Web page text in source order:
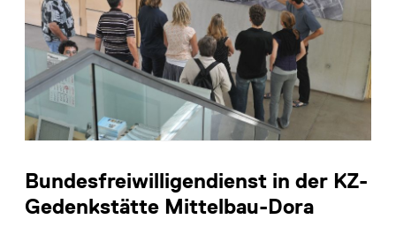
Bundesfreiwilligendienst in der KZ-
Gedenkstätte Mittelbau-Dora